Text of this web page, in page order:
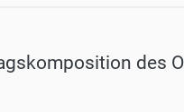
des